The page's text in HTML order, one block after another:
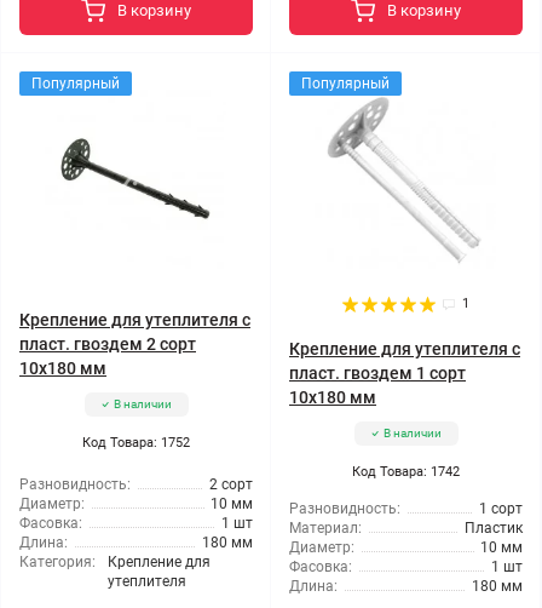
В корзину В корзину
Популярный
Крепление для утеплителя с
пласт. гвоздем 2 сорт
10x180 мм
В наличии
Код Товара: 1752
Разновидность:
2 сорт
Диаметр:
10 мм
Фасовка:
1 шт
Длина:
180 мм
Категория:
Крепление для
утеплителя
Популярный
1
Крепление для утеплителя с
пласт. гвоздем 1 сорт
10x180 мм
В наличии
Код Товара: 1742
Разновидность:
1 сорт
Материал:
Пластик
Диаметр:
10 мм
Фасовка:
1 шт
Длина:
180 мм